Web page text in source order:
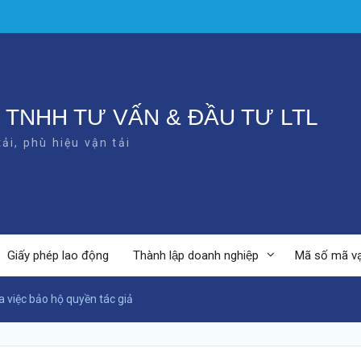
TNHH TƯ VẤN & ĐẦU TƯ LTL
phù hiệu vận tải
Giấy phép lao động Thành lập doanh nghiệp Mã số mã
việc bảo hộ quyền tác giả